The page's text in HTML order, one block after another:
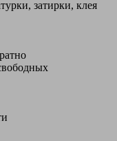
затирки, клея